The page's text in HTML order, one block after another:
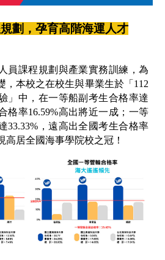
劃，孕育高階海運人才
員課程規劃與產業實務訓練，為
，本校之在校生與畢業生於「112
」中，在一等船副考生合格率達
格率16.59%高出將近一成；一等
33.33%，遠高出全國考生合格率
高居全國海事學院校之冠！